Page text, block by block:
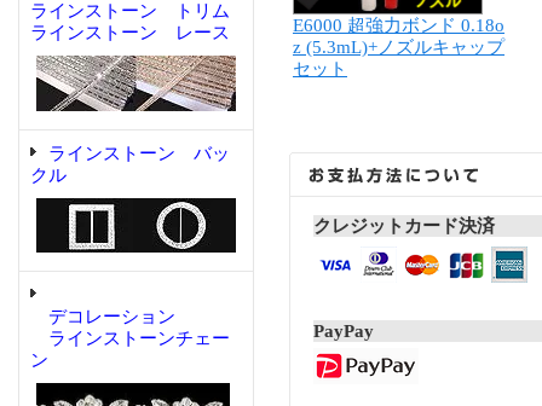
ラインストーン トリム
ラインストーン レース
ラインストーン バッ
クル
デコレーション
ラインストーンチェー
ン
E6000 超強力ボンド 0.18o
z (5.3mL)+ノズルキャップ
セット
クレジットカード決済
PayPay